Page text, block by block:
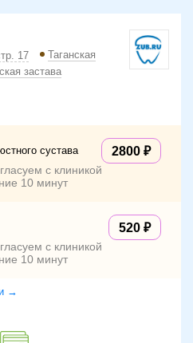
17
Таганская
застава
сустава 2800
с клиникой
10 минут
520
с клиникой
10 минут
→